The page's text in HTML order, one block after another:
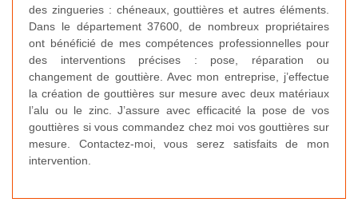
des zingueries : chéneaux, gouttières et autres éléments.
Dans le département 37600, de nombreux propriétaires
ont bénéficié de mes compétences professionnelles pour
des interventions précises : pose, réparation ou
changement de gouttière. Avec mon entreprise, j’effectue
la création de gouttières sur mesure avec deux matériaux
l’alu ou le zinc. J’assure avec efficacité la pose de vos
gouttières si vous commandez chez moi vos gouttières sur
mesure. Contactez-moi, vous serez satisfaits de mon
intervention.